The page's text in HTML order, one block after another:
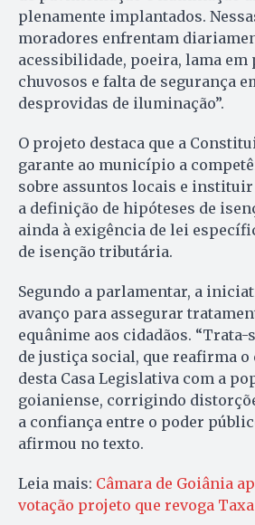
plenamente implantados.
moradores enfrentam
acessibilidade, poeira, lama em
chuvosos e falta de segurança
desprovidas de iluminação”.
O projeto destaca que a
garante ao município a
sobre assuntos locais e
a definição de hipóteses de
ainda à exigência de lei
de isenção tributária.
Segundo a parlamentar, a
avanço para assegurar
equânime aos cidadãos. “Trata-
de justiça social, que reafirma
desta Casa Legislativa com a
goianiense, corrigindo
a confiança entre o poder
afirmou no texto.
Leia mais: Câmara de Goiânia
votação projeto que revoga